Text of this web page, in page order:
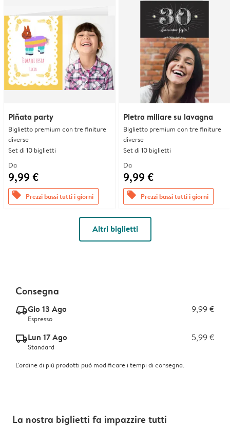
Piñata party
Biglietto premium con tre finiture
diverse
Set di 10 biglietti
Da
9,99 €
offers Prezzi bassi tutti i giorni
Pietra miliare su lavagna
Biglietto premium con tre finiture
diverse
Set di 10 biglietti
Da
9,99 €
offers Prezzi bassi tutti i giorni
Altri biglietti
Consegna
delivery_express_v2Gio 13 Ago 9,99 €
Espresso
delivery_standard_v2Lun 17 Ago 5,99 €
Standard
L'ordine di più prodotti può modificare i tempi di consegna.
La nostra biglietti fa impazzire tutti